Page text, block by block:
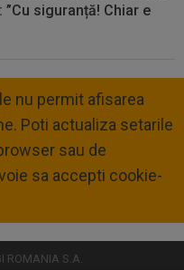
”Cu siguranță! Chiar e
nu permit afisarea
Poti actualiza setarile
sau de
sa accepti cookie-
ROMANIA S.A.